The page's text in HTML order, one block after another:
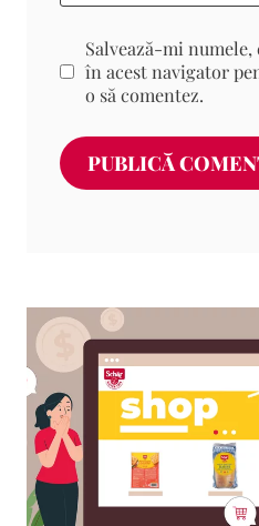
Salvează-mi
în acest navigator
o să comentez.